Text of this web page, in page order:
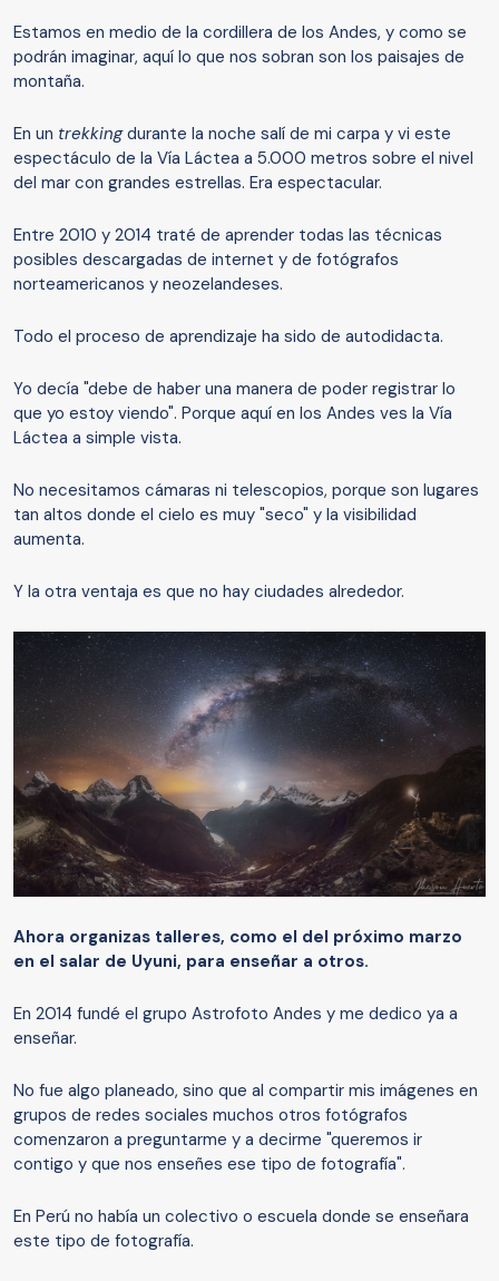
Estamos en medio de la cordillera de los Andes, y como se
podrán imaginar, aquí lo que nos sobran son los paisajes de
montaña.
En un trekkingdurante la noche salí de mi carpa y vi este
espectáculo de la Vía Láctea a 5.000 metros sobre el nivel
del mar con grandes estrellas. Era espectacular.
Entre 2010 y 2014 traté de aprender todas las técnicas
posibles descargadas de internet y de fotógrafos
norteamericanos y neozelandeses.
Todo el proceso de aprendizaje ha sido de autodidacta.
Yo decía "debe de haber una manera de poder registrar lo
que yo estoy viendo". Porque aquí en los Andes ves la Vía
Láctea a simple vista.
No necesitamos cámaras ni telescopios, porque son lugares
tan altos donde el cielo es muy "seco" y la visibilidad
aumenta.
Y la otra ventaja es que no hay ciudades alrededor.
Ahora organizas talleres, como el del próximo marzo
en el salar de Uyuni, para enseñar a otros.
En 2014 fundé el grupo Astrofoto Andes y me dedico ya a
enseñar.
No fue algo planeado, sino que al compartir mis imágenes en
grupos de redes sociales muchos otros fotógrafos
comenzaron a preguntarme y a decirme "queremos ir
contigo y que nos enseñes ese tipo de fotografía".
En Perú no había un colectivo o escuela donde se enseñara
este tipo de fotografía.